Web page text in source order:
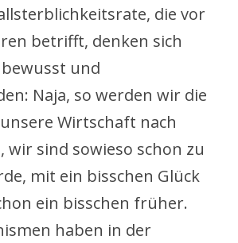
die vor
betrifft, denken sich
und
Naja, so werden wir die
Wirtschaft nach
wir sind sowieso schon zu
mit ein bisschen Glück
ein bisschen früher.
haben in der